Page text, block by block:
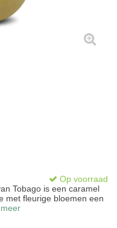
Op voorraad
Tobago is een caramel
met fleurige bloemen een